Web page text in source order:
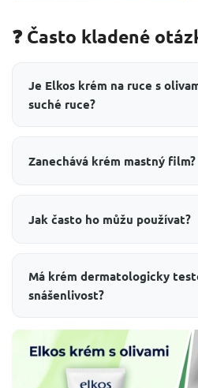
❓ Často kladené
Je Elkos krém na ruce s
suché ruce?
Zanechává krém mastný film?
Jak často ho můžu používat?
Má krém dermatologicky
snášenlivost?